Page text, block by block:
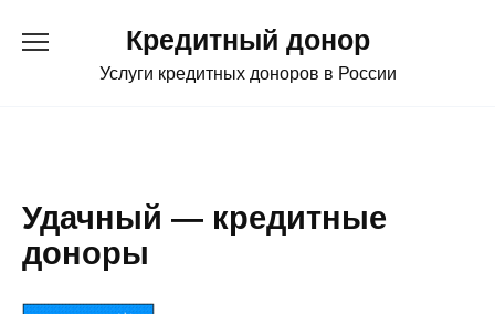
содержанию
Кредитный донор
Услуги кредитных доноров в России
Удачный — кредитные
доноры